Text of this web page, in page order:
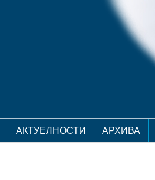
АКТУЕЛНОСТИ АРХИВА